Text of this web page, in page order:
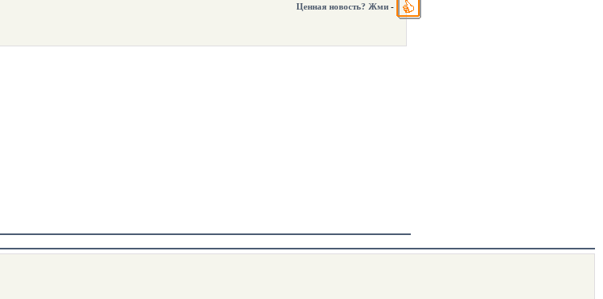
Ценная новость? Жми -